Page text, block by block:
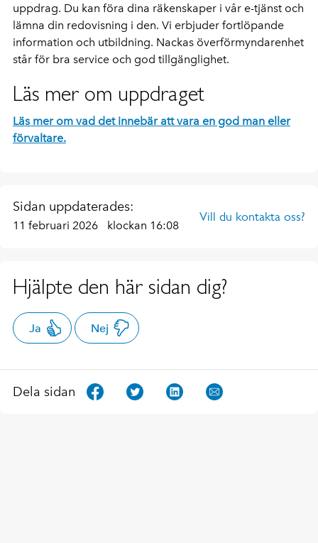
uppdrag. Du kan föra dina räkenskaper i vår e-tjänst och
lämna din redovisning i den. Vi erbjuder fortlöpande
information och utbildning. Nackas överförmyndarenhet
står för bra service och god tillgänglighet.
Läs mer om uppdraget
Läs mer om vad det innebär att vara en god man eller
förvaltare.
Sidan uppdaterades:
11 februari 2026 klockan 16:08
Vill du kontakta oss?
Hjälpte den här sidan dig?
Ja Nej
Dela sidan